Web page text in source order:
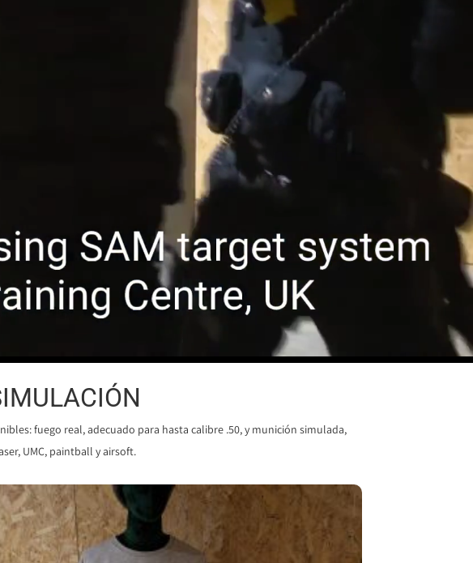
fuego real, adecuado para hasta calibre .50, y munición simulada,
UMC, paintball y airsoft.